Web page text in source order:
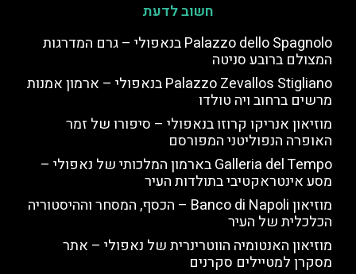
חשוב לדעת
Palazzo dello Spagnolo בנאפולי – גרם המדרגות
המצולם ברובע סניטה
Palazzo Zevallos Stigliano בנאפולי – ארמון אמנות
מרשים ברחוב ויה טולדו
מוזיאון אנריקו קרוזו בנאפולי – סיפורו של זמר
האופרה הנפוליטני המפורסם
Galleria del Tempo בארמון המלכותי של נאפולי –
מסע אינטראקטיבי בתולדות העיר
מוזיאון Banco di Napoli – הכסף, המסחר וההיסטוריה
הכלכלית של העיר
מוזיאון האנטומיה הווטרינרית של נאפולי – אתר
מסקרן למטיילים סקרנים